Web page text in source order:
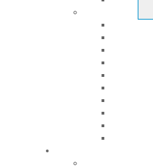
Besucher seit 20.09.1999: